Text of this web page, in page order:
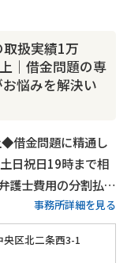
扱実績1万
｜借金問題の専
悩みを解決い
借金問題に精通し
日祝日19時まで相
士費用の分割払い
「大通駅」から徒歩
事務所詳細を見る
区北二条西3-1